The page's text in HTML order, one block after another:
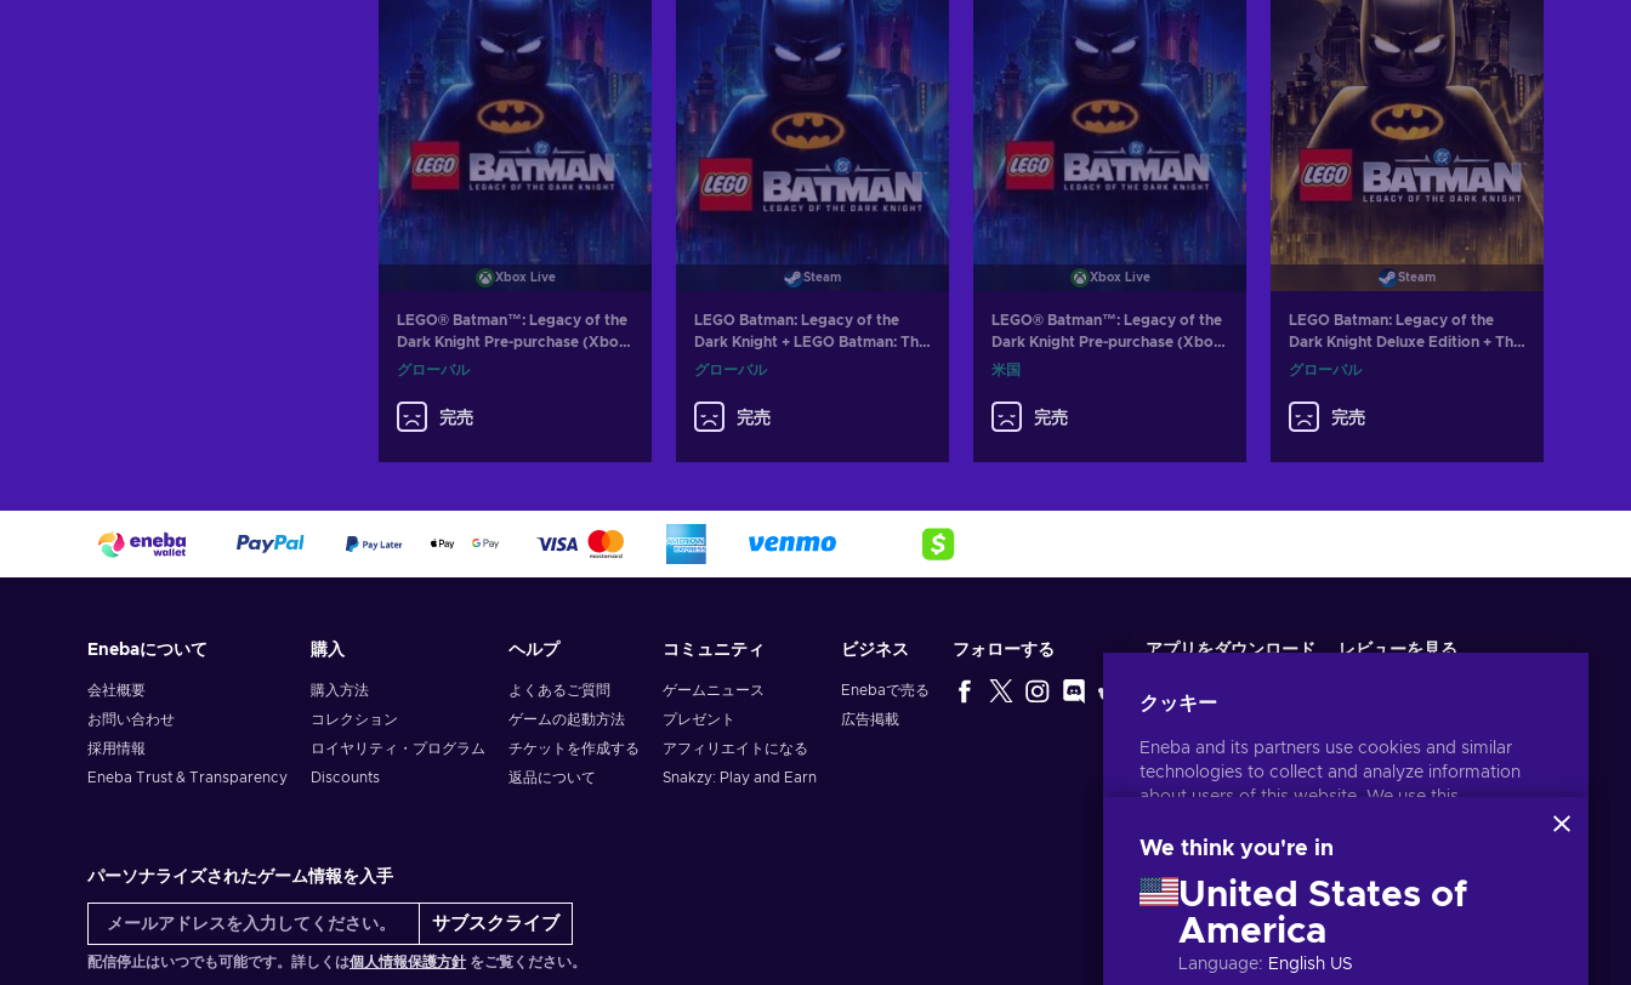
Xbox Live
LEGO® Batman™: Legacy of the
Dark Knight Pre-purchase (Xbox
Series X|S) XBOX LIVE Key
グローバル
完売
Steam
LEGO Batman: Legacy of the
Dark Knight + LEGO Batman: The
Dark Knight Returns Batsuit Skin
グローバル
完売
Xbox Live
LEGO® Batman™: Legacy of the
Dark Knight Pre-purchase (Xbox
Series X|S) XBOX LIVE Key
米国
完売
Steam
LEGO Batman: Legacy of the
Dark Knight Deluxe Edition + The
Dark Knight Returns Batsuit Skin
グローバル
完売
Enebaについて
会社概要
お問い合わせ
採用情報
Eneba Trust & Transparency
購入
購入方法
コレクション
ロイヤリティ・プログラム
Discounts
ヘルプ
よくあるご質問
ゲームの起動方法
チケットを作成する
返品について
コミュニティ
ゲームニュース
プレゼント
アフィリエイトになる
Snakzy: Play and Earn
ビジネス
Enebaで売る
広告掲載
フォローする アプリをダウンロード レビューを見る
パーソナライズされたゲーム情報を入手
サブスクライブ
配信停止はいつでも可能です。詳しくは個人情報保護方針をご覧ください。
クッキー
Eneba and its partners use cookies and similar
technologies to collect and analyze information
about users of this website. We use this
other services on the site. Your personal data may
By clicking 'Accept all', you consent to the use of
these technologies by Eneba and its partners. You
can adjust your consent by clicking 'Customize'.
For more information on how Google uses your
We think you're in
United States of
America
Language: English US